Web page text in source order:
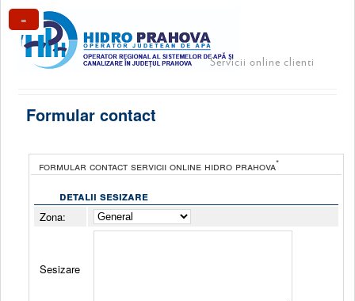
Servicii online clienti
=
Formular contact
formular contact servicii online hidro prahova*
detalii sesizare
Zona:
Sesizare